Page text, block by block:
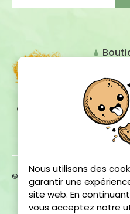
Mon
© 2026 Olivale - Épicerie fine
Conditions générales de
Nous utilisons des
garantir une
site web. En
vous acceptez notre